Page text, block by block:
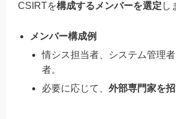
CSIRTを構成するメンバーを選定 し
メンバー構成例
情シス担当者、システム管理
者。
必要に応じて、 外部専門家を